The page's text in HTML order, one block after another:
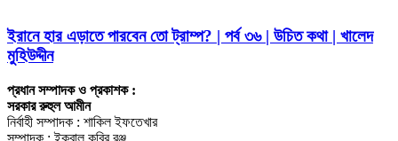
ইরানে হার এড়াতে পারবেন তো ট্রাম্প? | পর্ব ৩৬ | উচিত কথা | খালেদ
মুহিউদ্দীন
প্রধান সম্পাদক ও প্রকাশক :
সরকার রুহুল আমীন
নির্বাহী সম্পাদক : শাকিল ইফতেখার
সম্পাদক : ইকবাল কবির রঞ্জু